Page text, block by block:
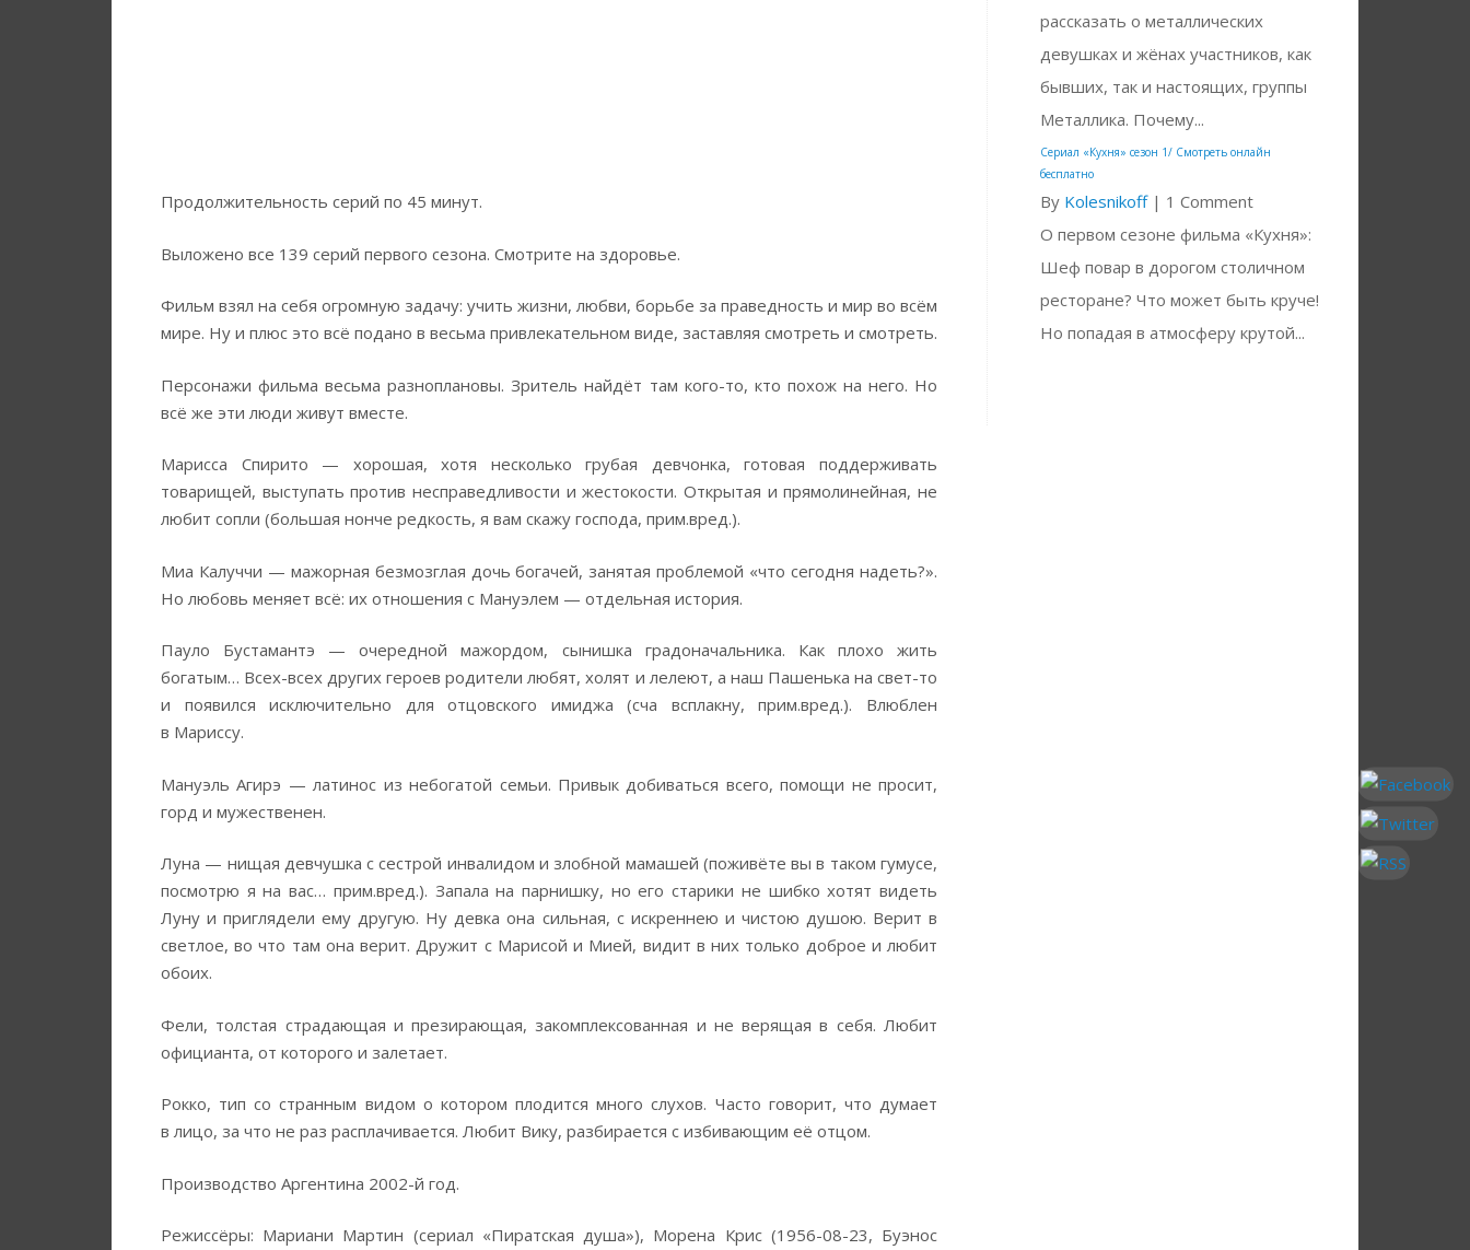
Продолжительность серий по 45 минут.
Выложено все 139 серий первого сезона. Смотрите на здоровье.
Фильм взял на себя огромную задачу: учить жизни, любви, борьбе за праведность и мир во всём
мире. Ну и плюс это всё подано в весьма привлекательном виде, заставляя смотреть и смотреть.
Персонажи фильма весьма разноплановы. Зритель найдёт там кого-то, кто похож на него. Но
всё же эти люди живут вместе.
Марисса Спирито — хорошая, хотя несколько грубая девчонка, готовая поддерживать
товарищей, выступать против несправедливости и жестокости. Открытая и прямолинейная, не
любит сопли (большая нонче редкость, я вам скажу господа, прим.вред.).
Миа Калуччи — мажорная безмозглая дочь богачей, занятая проблемой «что сегодня надеть?».
Но любовь меняет всё: их отношения с Мануэлем — отдельная история.
Пауло Бустамантэ — очередной мажордом, сынишка градоначальника. Как плохо жить
богатым… Всех-всех других героев родители любят, холят и лелеют, а наш Пашенька на свет-то
и появился исключительно для отцовского имиджа (сча всплакну, прим.вред.). Влюблен
в Мариссу.
Мануэль Агирэ — латинос из небогатой семьи. Привык добиваться всего, помощи не просит,
горд и мужественен.
Луна — нищая девчушка с сестрой инвалидом и злобной мамашей (поживёте вы в таком гумусе,
посмотрю я на вас… прим.вред.). Запала на парнишку, но его старики не шибко хотят видеть
Луну и приглядели ему другую. Ну девка она сильная, с искреннею и чистою душою. Верит в
светлое, во что там она верит. Дружит с Марисой и Мией, видит в них только доброе и любит
обоих.
Фели, толстая страдающая и презирающая, закомплексованная и не верящая в себя. Любит
официанта, от которого и залетает.
Рокко, тип со странным видом о котором плодится много слухов. Часто говорит, что думает
в лицо, за что не раз расплачивается. Любит Вику, разбирается с избивающим её отцом.
Производство Аргентина 2002-й год.
Режиссёры: Мариани Мартин (сериал «Пиратская душа»), Морена Крис (1956-08-23, Буэнос
рассказать о металлических
девушках и жёнах участников, как
бывших, так и настоящих, группы
Металлика. Почему...
Сериал «Кухня» сезон 1/ Смотреть онлайн
бесплатно
By Kolesnikoff| 1 Comment
О первом сезоне фильма «Кухня»:
Шеф повар в дорогом столичном
ресторане? Что может быть круче!
Но попадая в атмосферу крутой...